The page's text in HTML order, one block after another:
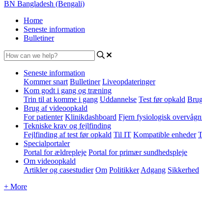
BN Bangladesh (Bengali)
Home
Seneste information
Bulletiner
Seneste information
Kommer snart Bulletiner Liveopdateringer
Kom godt i gang og træning
Trin til at komme i gang Uddannelse Test før opkald
Brug af videoopkald
For patienter Klinikdashboard Fjern fysiologisk
Tekniske krav og fejlfinding
Fejlfinding af test før opkald Til IT Kompatible enheder
Specialportaler
Portal for ældrepleje Portal for primær sundhedspleje
Om videoopkald
Artikler og casestudier Om Politikker Adgang Sikkerhed
+ More